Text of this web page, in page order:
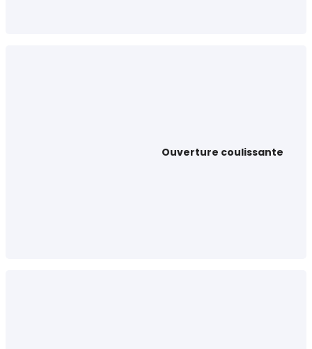
Ouverture coulissante